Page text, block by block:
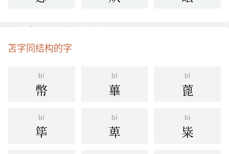
苫字同结构的字
bì
幣
bì
蓽
bì
蓖
bì
筚
bì
萆
bì
粊